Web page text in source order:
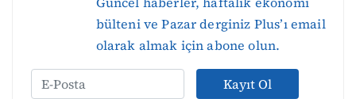
bülteni ve Pazar derginiz Plus’ı email
olarak almak için abone olun.
Kayıt Ol